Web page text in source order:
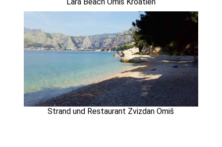
Strand und Restaurant Zvizdan Omiš